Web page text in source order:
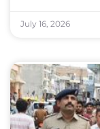
July 16, 2026